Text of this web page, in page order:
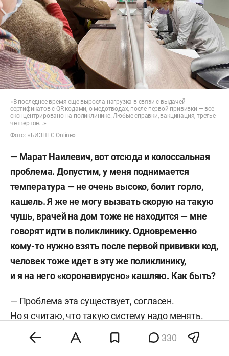
«В последнее время еще выросла нагрузка в связи с выдачей
сертификатов с QR-кодами, о медотводах, после первой прививки — все
сконцентрировано на поликлинике. Любые справки, вакцинация, третье-
четвертое...»
Фото: «БИЗНЕС Online»
— Марат Наилевич, вот отсюда и колоссальная
проблема. Допустим, у меня поднимается
температура — не очень высоко, болит горло,
кашель. Я же не могу вызвать скорую на такую
чушь, врачей на дом тоже не находится — мне
говорят идти в поликлинику. Одновременно
кому-то нужно взять после первой прививки код,
человек тоже идет в эту же поликлинику,
и я на него «коронавирусно» кашляю. Как быть?
— Проблема эта существует, согласен.
Но я считаю, что такую систему надо менять.
Нужно разделять потоки. За границей стоит
консультационно-диагностический центр, где
330